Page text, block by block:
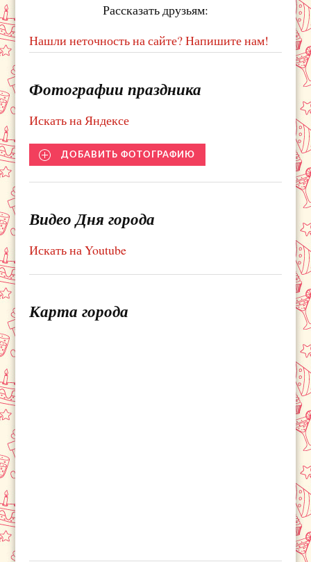
Рассказать друзьям:
Нашли неточность на сайте? Напишите нам!
Фотографии праздника
Искать на Яндексе
ДОБАВИТЬ ФОТОГРАФИЮ
Видео Дня города
Искать на Youtube
Карта города